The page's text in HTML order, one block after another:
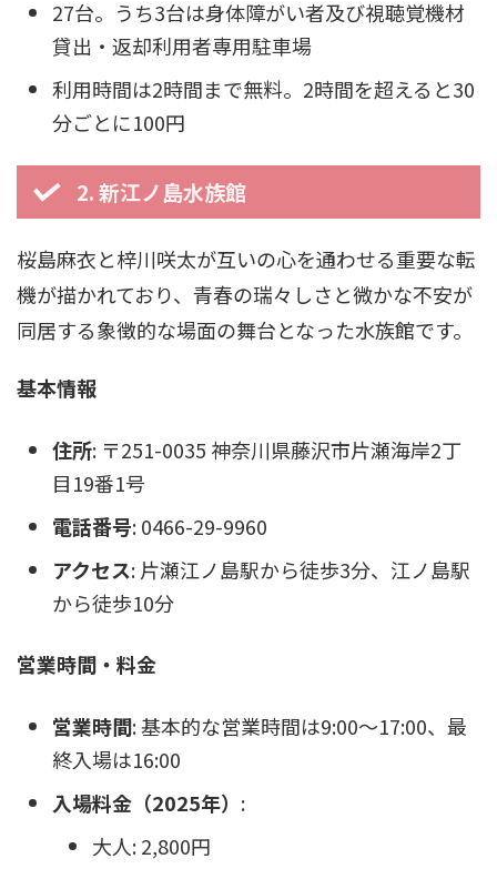
27台。うち3台は身体障がい者及び視聴覚機材
貸出・返却利用者専用駐車場
利用時間は2時間まで無料。2時間を超えると30
分ごとに100円
2. 新江ノ島水族館
桜島麻衣と梓川咲太が互いの心を通わせる重要な転
機が描かれており、青春の瑞々しさと微かな不安が
同居する象徴的な場面の舞台となった水族館です。
基本情報
住所: 〒251-0035 神奈川県藤沢市片瀬海岸2丁
目19番1号
電話番号: 0466-29-9960
アクセス: 片瀬江ノ島駅から徒歩3分、江ノ島駅
から徒歩10分
営業時間・料金
営業時間: 基本的な営業時間は9:00～17:00、最
終入場は16:00
入場料金（2025年） :
大人: 2,800円